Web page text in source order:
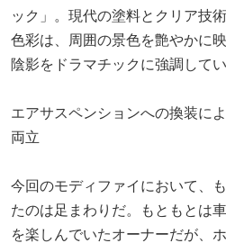
ック」。現代の塗料とクリア技
色彩は、周囲の景色を艶やかに
陰影をドラマチックに強調してい
エアサスペンションへの換装に
両立
今回のモディファイにおいて、
たのは足まわりだ。もともとは
を楽しんでいたオーナーだが、